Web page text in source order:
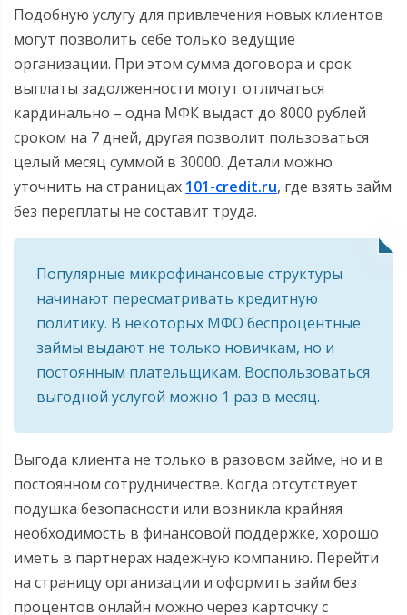
Подобную услугу для привлечения новых клиентов
могут позволить себе только ведущие
организации. При этом сумма договора и срок
выплаты задолженности могут отличаться
кардинально – одна МФК выдаст до 8000 рублей
сроком на 7 дней, другая позволит пользоваться
целый месяц суммой в 30000. Детали можно
уточнить на страницах 101-credit.ru, где взять займ
без переплаты не составит труда.
Популярные микрофинансовые структуры
начинают пересматривать кредитную
политику. В некоторых МФО беспроцентные
займы выдают не только новичкам, но и
постоянным плательщикам. Воспользоваться
выгодной услугой можно 1 раз в месяц.
Выгода клиента не только в разовом займе, но и в
постоянном сотрудничестве. Когда отсутствует
подушка безопасности или возникла крайняя
необходимость в финансовой поддержке, хорошо
иметь в партнерах надежную компанию. Перейти
на страницу организации и оформить займ без
процентов онлайн можно через карточку с